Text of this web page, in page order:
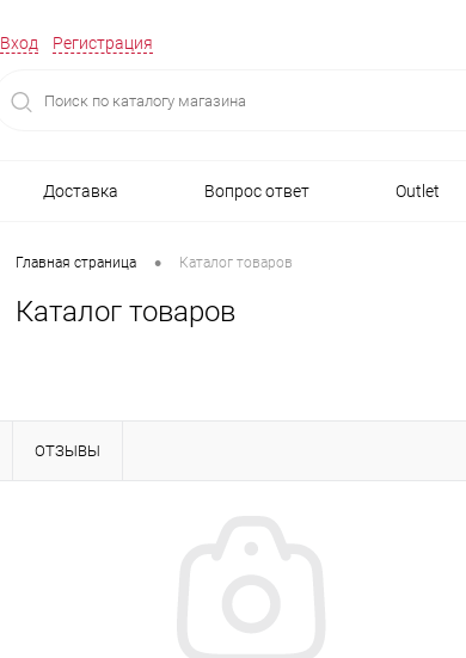
Вход Регистрация
Доставка Вопрос ответ Outlet
Главная страница • Каталог товаров
Каталог товаров
ОТЗЫВЫ